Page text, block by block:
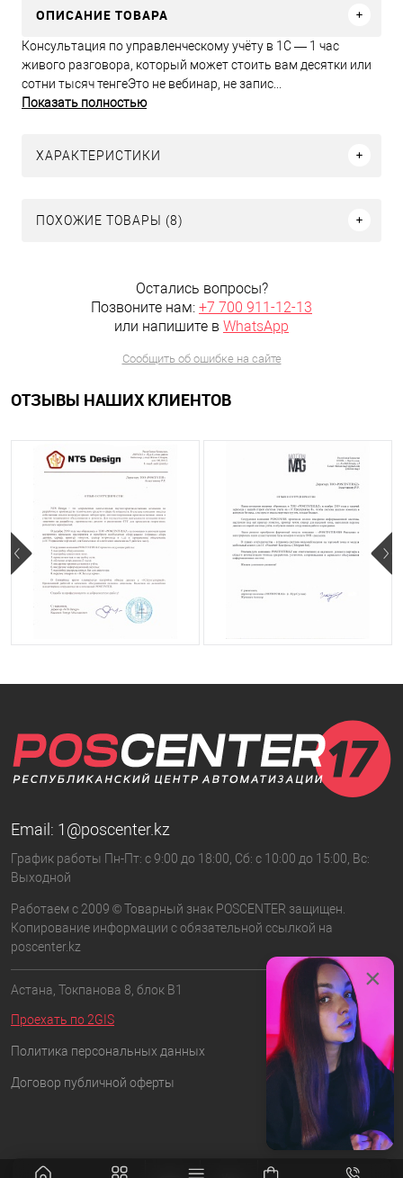
ОПИСАНИЕ ТОВАРА
Консультация по управленческому учёту в 1С — 1 час
живого разговора, который может стоить вам десятки или
сотни тысяч тенгеЭто не вебинар, не запис...
Показать полностью
ХАРАКТЕРИСТИКИ
ПОХОЖИЕ ТОВАРЫ (8)
Остались вопросы?
Позвоните нам: +7 700 911-12-13
или напишите в WhatsApp
Сообщить об ошибке на сайте
ОТЗЫВЫ НАШИХ КЛИЕНТОВ
Email: 1@poscenter.kz
График работы Пн-Пт: с 9:00 до 18:00, Сб: с 10:00 до 15:00, Вс:
Выходной
Работаем с 2009 © Товарный знак POSCENTER защищен.
Копирование информации с обязательной ссылкой на
poscenter.kz
Астана, Токпанова 8, блок B1
Проехать по 2GIS
Политика персональных данных
Договор публичной оферты
×